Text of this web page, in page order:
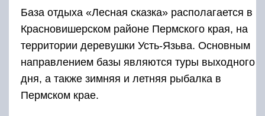
База отдыха «Лесная сказка» располагается в
Красновишерском районе Пермского края, на
территории деревушки Усть-Язьва. Основным
направлением базы являются туры выходного
дня, а также зимняя и летняя рыбалка в
Пермском крае.